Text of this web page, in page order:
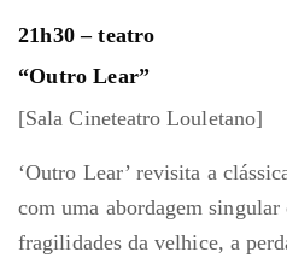
21h30 – teatro
“Outro Lear”
[Sala Cineteatro Louletano]
‘Outro Lear’ revisita a
com uma abordagem
fragilidades da velhice, a